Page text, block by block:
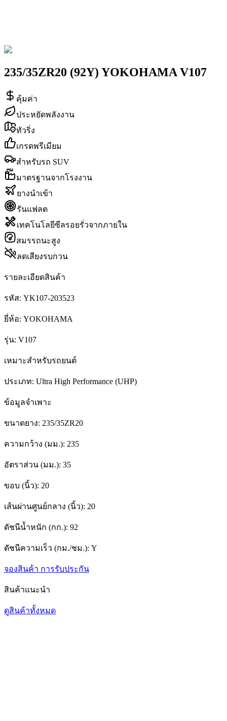
235/35ZR20 (92Y) YOKOHAMA V107
คุ้มค่า
ประหยัดพลังงาน
ทัวริ่ง
เกรดพรีเมียม
สำหรับรถ SUV
มาตรฐานจากโรงงาน
ยางนำเข้า
รันแฟลต
เทคโนโลยีซีลรอยรั่วจากภายใน
สมรรถนะสูง
ลดเสียงรบกวน
รายละเอียดสินค้า
รหัส: YK107-203523
ยี่ห้อ: YOKOHAMA
รุ่น: V107
เหมาะสำหรับรถยนต์
ประเภท: Ultra High Performance (UHP)
ข้อมูลจำเพาะ
ขนาดยาง: 235/35ZR20
ความกว้าง (มม.): 235
อัตราส่วน (มม.): 35
ขอบ (นิ้ว): 20
เส้นผ่านศูนย์กลาง (นิ้ว): 20
ดัชนีน้ำหนัก (กก.): 92
ดัชนีความเร็ว (กม./ชม.): Y
จองสินค้า การรับประกัน
สินค้าแนะนำ
ดูสินค้าทั้งหมด